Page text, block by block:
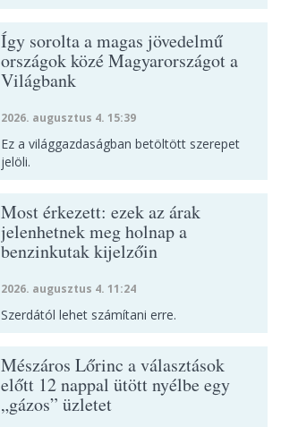
Így sorolta a magas jövedelmű
országok közé Magyarországot a
Világbank
2026. augusztus 4. 15:39
Ez a világgazdaságban betöltött szerepet
jelöli.
Most érkezett: ezek az árak
jelenhetnek meg holnap a
benzinkutak kijelzőin
2026. augusztus 4. 11:24
Szerdától lehet számítani erre.
Mészáros Lőrinc a választások
előtt 12 nappal ütött nyélbe egy
„gázos” üzletet